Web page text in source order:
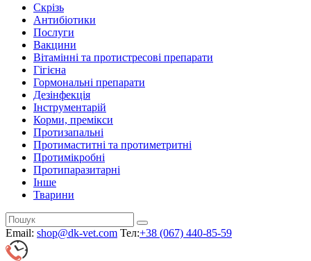
Скрізь
Антибіотики
Послуги
Вакцини
Вітамінні та протистресові препарати
Гігієна
Гормональні препарати
Дезінфекція
Інструментарій
Корми, премікси
Протизапальні
Протимаститні та протиметритні
Протимікробні
Протипаразитарні
Інше
Тварини
Email: shop@dk-vet.com Тел:+38 (067) 440-85-59